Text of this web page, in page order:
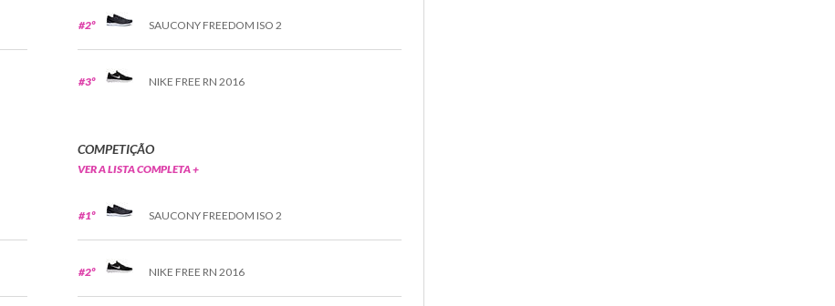
#2º SAUCONY FREEDOM ISO 2
#3º NIKE FREE RN 2016
COMPETIÇÃO
VER A LISTA COMPLETA +
#1º SAUCONY FREEDOM ISO 2
#2º NIKE FREE RN 2016